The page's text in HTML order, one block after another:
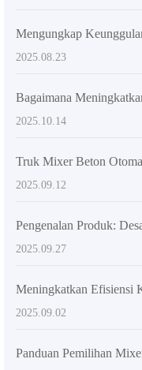
2025.08.23
2025.10.14
2025.09.12
2025.09.27
2025.09.02